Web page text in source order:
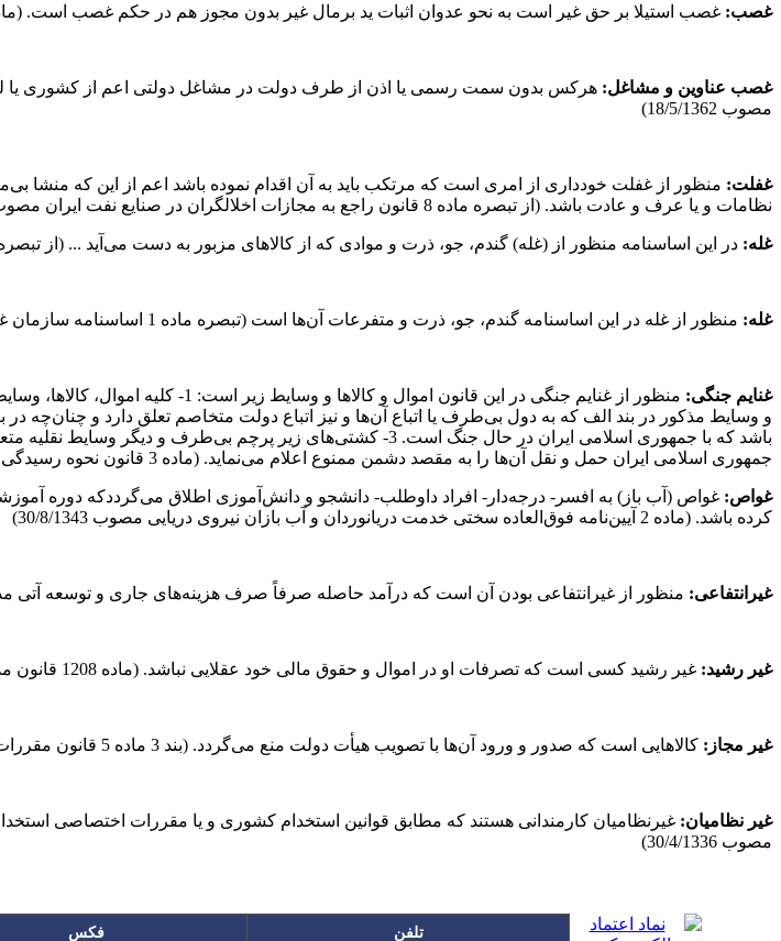
غصب: غصب استیلا بر حق غیر است به نحو عدوان اثبات ید برمال غیر بدون مجوز هم در حکم غصب است. (ماده 308 قانون
غصب عناوین و مشاغل:
مصوب 18/5/1362)
غفلت: منظور از غفلت خودداری از امری است که مرتکب باید به آن اقدام نموده باشد اعم از این که منشا
نظامات و یا عرف و عادت باشد. (از تبصره ماده 8 قانون راجع به مجازات اخلالگران در صنایع نفت ایران مصوب 16/7/1336)
غله: در این اساسنامه منظور از (غله) گندم، جو، ذرت و موادی که از کالاهای مزبور به دست می‌آید ... (از تبصره ماده 2 اساسنامه سازمان غله و قند و شکر و چای کشور
غله: منظور از غله در این اساسنامه گندم، جو، ذرت و متفرعات آن‌ها است (تبصره ماده 1 اساسنامه سازمان غله کشور مصوب 1/3/1347)
غنایم جنگی:
و وسایط مذکور در بند الف که به دول بی‌طرف یا اتباع آن‌ها و نیز اتباع دولت متخاصم تعلق دارد و چنان‌چه
جمهوری اسلامی ایران حمل و نقل آن‌ها را به مقصد دشمن ممنوع اعلام می‌نماید. (ماده 3 قانون نحوه رسیدگی به دعاوی مربوط به غنایم جنگی مصوب 22/10/1366)
غواص: غواص (آب باز) به افسر- درجه‌دار- افراد داوطلب- دانشجو و دانش‌آموزی اطلاق می‌گرددکه دوره
کرده باشد. (ماده 2 آیین‌نامه فوق‌العاده سختی خدمت دریانوردان و آب بازان نیروی دریایی مصوب 30/8/1343)
غیرانتفاعی: منظور از غیرانتفاعی بودن آن است که درآمد حاصله صرفاً صرف هزینه‌های جاری و توسعه آتی مدارس گردد. (تبصره ماده 1 آیین‌نامه اجرایی مدارس
غیر رشید: غیر رشید کسی است که تصرفات او در اموال و حقوق مالی خود عقلایی نباشد. (ماده 1208 قانون مدنی)
غیر مجاز : کالاهایی است که صدور و ورود آن‌ها با تصویب هیأت دولت منع می‌گردد. (بند 3 ماده 5 قانون مقررات صادرات و واردات سال 1364 مصوب 17/2/1364)
غیر نظامیان:
مصوب 30/4/1336)
تلفن فکس